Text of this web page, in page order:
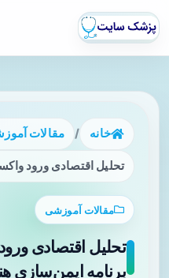
خانه / مقالات
تحلیل اقتصادی ورود
مقالات آموزشی
تحلیل اقتصادی
برنامه ایمن‌سازی